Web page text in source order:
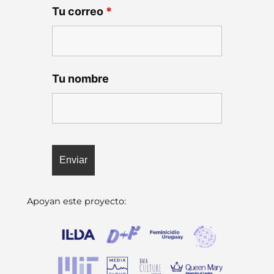
Tu correo *
Tu nombre
Apoyan este proyecto: